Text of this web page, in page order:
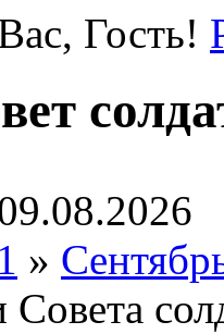
, Гость!
»
Совета